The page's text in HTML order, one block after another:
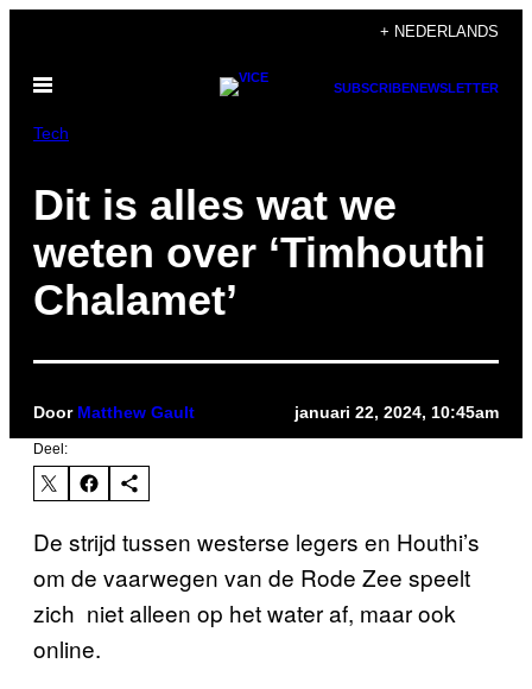
de
inhoud
+ NEDERLANDS
Open
SUBSCRIBENEWSLETTER
Tech
Dit is alles wat we
weten over ‘Timhouthi
Chalamet’
Door Matthew Gault januari 22, 2024, 10:45am
Deel:
De strijd tussen westerse legers en Houthi’s
om de vaarwegen van de Rode Zee speelt
zich niet alleen op het water af, maar ook
online.